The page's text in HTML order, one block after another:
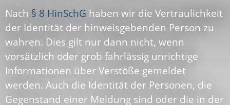
Nach § 8 HinSchG haben wir die Vertraulichkeit
der Identität der hinweisgebenden Person zu
wahren. Dies gilt nur dann nicht, wenn
vorsätzlich oder grob fahrlässig unrichtige
Informationen über Verstöße gemeldet
werden. Auch die Identität der Personen, die
Gegenstand einer Meldung sind oder die in der